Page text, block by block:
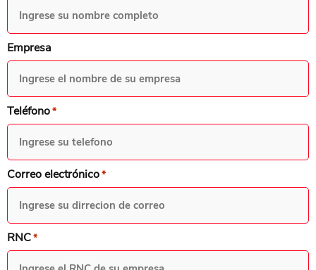
Empresa
Teléfono*
Correo electrónico*
RNC*